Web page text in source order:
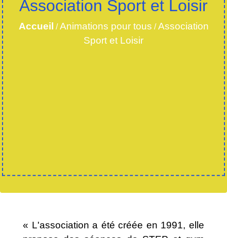
Association Sport et Loisir
Accueil /Animations pour tous /Association
Sport et Loisir
« L'association a été créée en 1991, elle